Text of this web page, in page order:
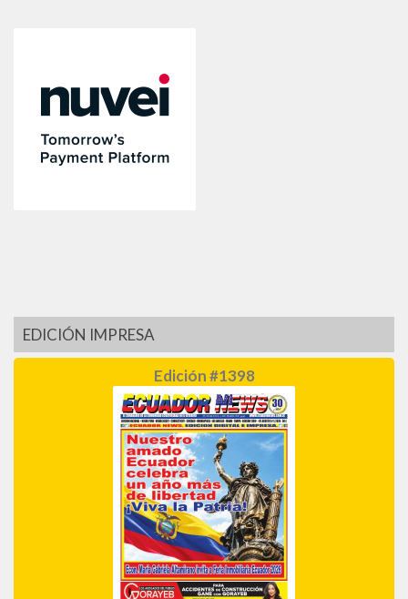
EDICIÓN IMPRESA
Edición #1398